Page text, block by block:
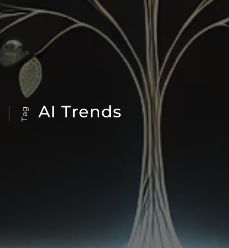
Tag AI Trends